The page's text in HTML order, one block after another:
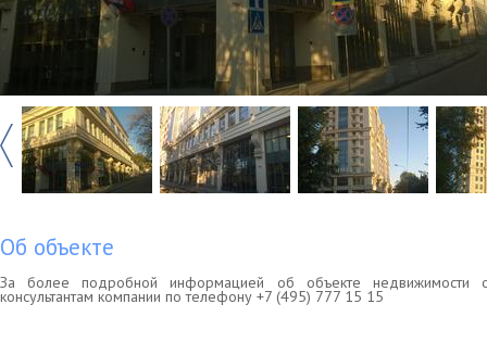
Об объекте
За более подробной информацией об объекте недвижимости
консультантам компании по телефону +7 (495) 777 15 15